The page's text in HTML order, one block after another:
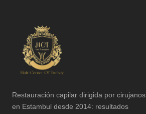
Restauración capilar dirigida por cirujanos
en Estambul desde 2014: resultados